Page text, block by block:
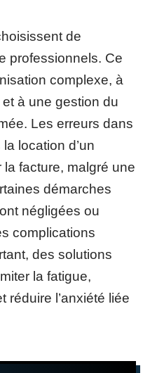
de
professionnels. Ce
complexe, à
à une gestion du
Les erreurs dans
location d’un
facture, malgré une
démarches
négligées ou
complications
des solutions
la fatigue,
réduire l’anxiété liée